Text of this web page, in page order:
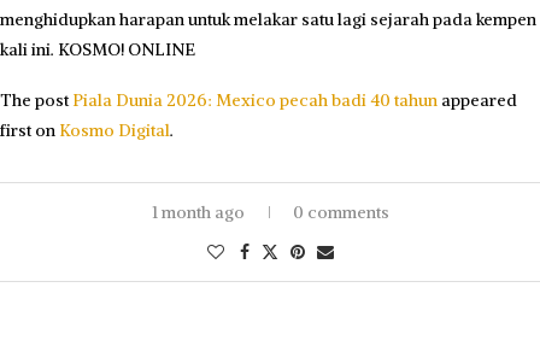
menghidupkan harapan untuk melakar satu lagi sejarah pada kempen
kali ini. KOSMO! ONLINE
The postPiala Dunia 2026: Mexico pecah badi 40 tahun appeared
first on Kosmo Digital.
1 month ago 0 comments